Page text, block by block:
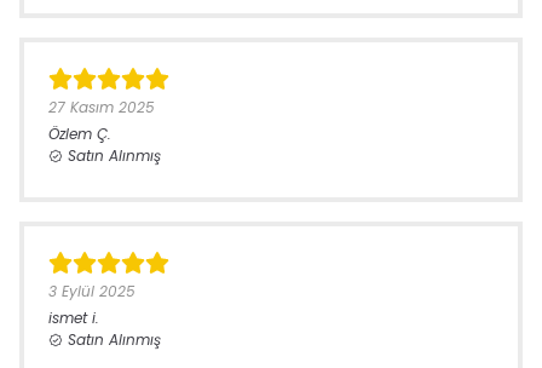
27 Kasım 2025
Özlem Ç.
Satın Alınmış
3 Eylül 2025
ismet i.
Satın Alınmış